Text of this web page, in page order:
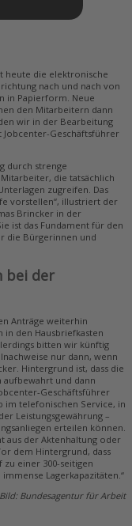
heute die elektronische
nach und nach von
in Papierform. Neue
den Mitarbeitern dann
wir in der Bearbeitung
Jobcenter-Geschäftsführer
durch strenge
die tatsächlich
zugreifen. Das
vorstellen“, illustriert der
Brincker in der
ist das Fundament für den
die Bürgerinnen und
bei der
Anträge weiterhin
in den Hausbriefkasten
bitten wir künftig
nur dann, wenn
Hintergrund ist, dass die
aufbewahrt und dann
Geschäftsführer
im telefonischen Service, in
Leistungsgewährung –
erteilen können.
aus der Aktenhaltung oder
dem Hintergrund, dass
einer 300-seitigen
Lagerkapazitäten.“
Bundesagentur für Arbeit